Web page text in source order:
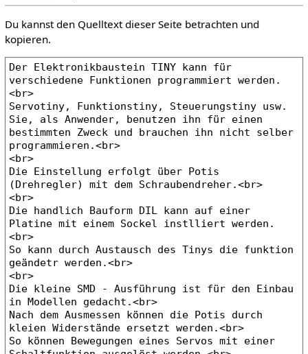
Du kannst den Quelltext dieser Seite betrachten und
kopieren.